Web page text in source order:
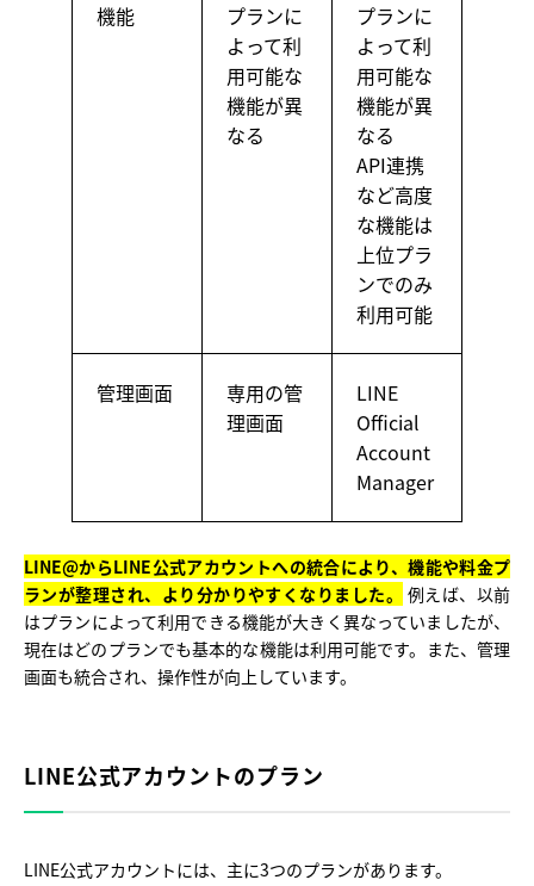
機能
プランに
よって利
用可能な
機能が異
なる
プランに
よって利
用可能な
機能が異
なる
API連携
など高度
な機能は
上位プラ
ンでのみ
利用可能
管理画面
専用の管
理画面
LINE
Official
Account
Manager
LINE@からLINE公式アカウントへの統合により、機能や料金プ
ランが整理され、より分かりやすくなりました。
例えば、以前
はプランによって利用できる機能が大きく異なっていましたが、
現在はどのプランでも基本的な機能は利用可能です。また、管理
画面も統合され、操作性が向上しています。
LINE公式アカウントのプラン
LINE公式アカウントには、主に3つのプランがあります。